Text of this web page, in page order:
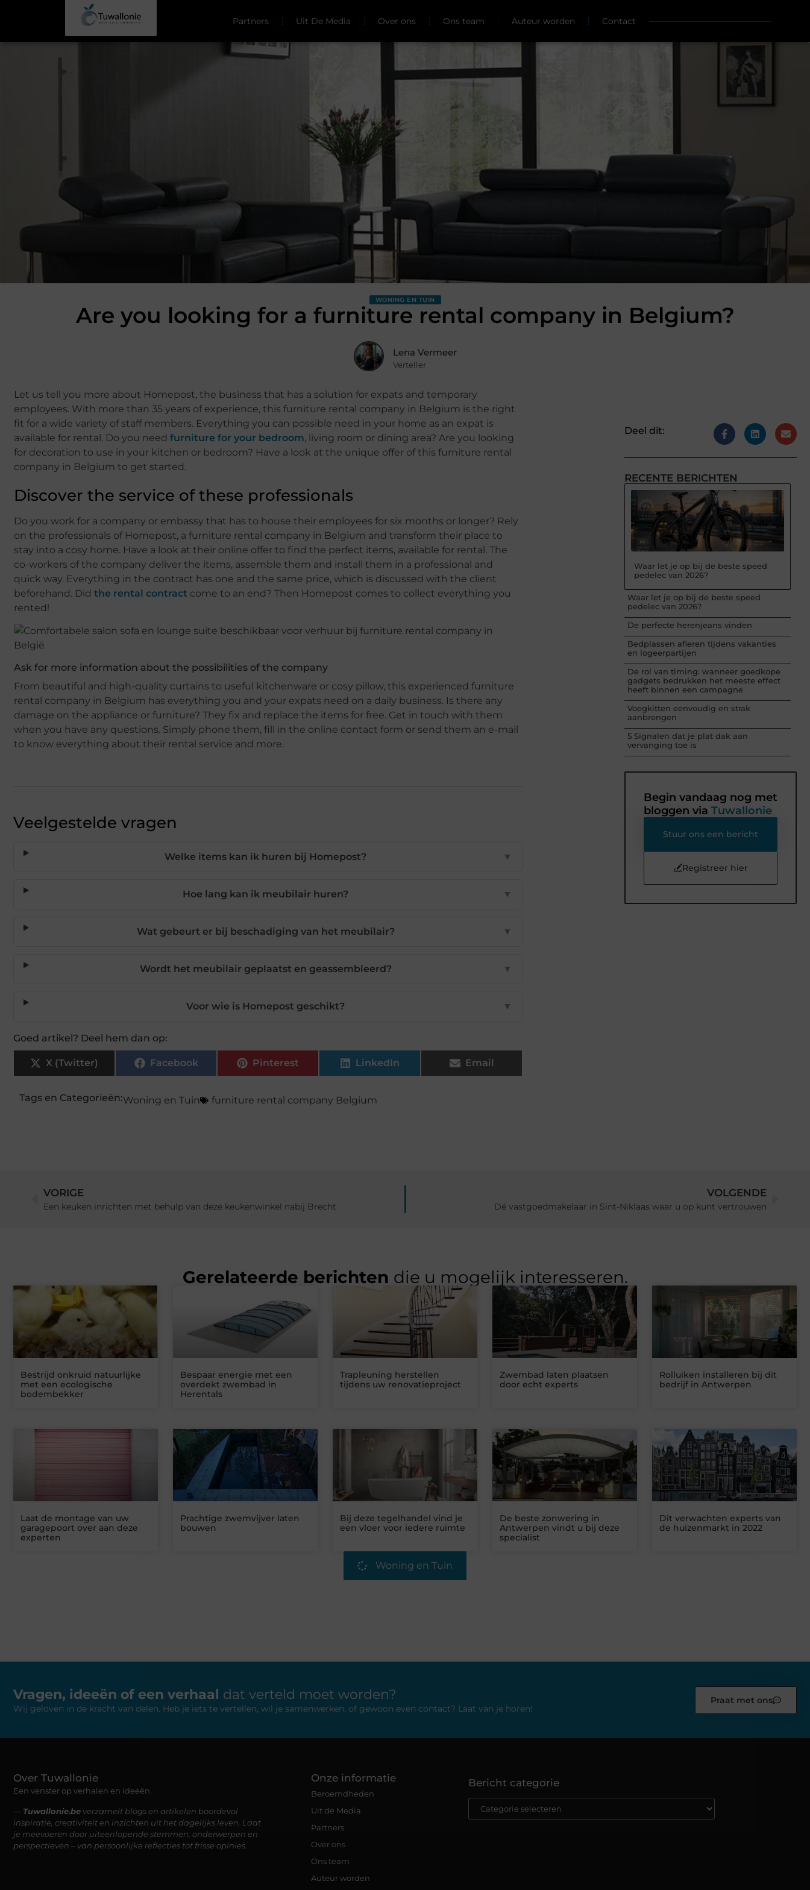
Partners Uit De Media Over ons Ons team Auteur worden Contact
WONING EN TUIN
Are you looking for a furniture rental company in Belgium?
Lena Vermeer
Verteller
Let us tell you more about Homepost, the business that has a solution for expats and temporary
employees. With more than 35 years of experience, this furniture rental company in Belgium is the right
fit for a wide variety of staff members. Everything you can possible need in your home as an expat is
available for rental. Do you need furniture for your bedroom, living room or dining area? Are you looking
for decoration to use in your kitchen or bedroom? Have a look at the unique offer of this furniture rental
company in Belgium to get started.
Discover the service of these professionals
Do you work for a company or embassy that has to house their employees for six months or longer? Rely
on the professionals of Homepost, a furniture rental company in Belgium and transform their place to
stay into a cosy home. Have a look at their online offer to find the perfect items, available for rental. The
co-workers of the company deliver the items, assemble them and install them in a professional and
quick way. Everything in the contract has one and the same price, which is discussed with the client
beforehand. Did the rental contract come to an end? Then Homepost comes to collect everything you
rented!
Ask for more information about the possibilities of the company
From beautiful and high-quality curtains to useful kitchenware or cosy pillow, this experienced furniture
rental company in Belgium has everything you and your expats need on a daily business. Is there any
damage on the appliance or furniture? They fix and replace the items for free. Get in touch with them
when you have any questions. Simply phone them, fill in the online contact form or send them an e-mail
to know everything about their rental service and more.
Veelgestelde vragen
Welke items kan ik huren bij Homepost? ▼
Hoe lang kan ik meubilair huren? ▼
Wat gebeurt er bij beschadiging van het meubilair? ▼
Wordt het meubilair geplaatst en geassembleerd? ▼
Voor wie is Homepost geschikt? ▼
Goed artikel? Deel hem dan op:
X (Twitter) Facebook Pinterest LinkedIn Email
Tags en Categorieën:Woning en Tuin furniture rental company Belgium
Deel dit:
RECENTE BERICHTEN
Waar let je op bij de beste speed
pedelec van 2026?
Waar let je op bij de beste speed
pedelec van 2026?
De perfecte herenjeans vinden
Bedplassen afleren tijdens vakanties
en logeerpartijen
De rol van timing: wanneer goedkope
gadgets bedrukken het meeste effect
heeft binnen een campagne
Voegkitten eenvoudig en strak
aanbrengen
5 Signalen dat je plat dak aan
vervanging toe is
Begin vandaag nog met
bloggen via Tuwallonie
Stuur ons een bericht
Registreer hier
VORIGE
Een keuken inrichten met behulp van deze keukenwinkel nabij Brecht
VOLGENDE
Dé vastgoedmakelaar in Sint-Niklaas waar u op kunt vertrouwen
Gerelateerde berichten die u mogelijk interesseren.
Bestrijd onkruid natuurlijke
met een ecologische
bodembekker
Bespaar energie met een
overdekt zwembad in
Herentals
Trapleuning herstellen
tijdens uw renovatieproject
Zwembad laten plaatsen
door echt experts
Rolluiken installeren bij dit
bedrijf in Antwerpen
Laat de montage van uw
garagepoort over aan deze
experten
Prachtige zwemvijver laten
bouwen
Bij deze tegelhandel vind je
een vloer voor iedere ruimte
De beste zonwering in
Antwerpen vindt u bij deze
specialist
Dit verwachten experts van
de huizenmarkt in 2022
Woning en Tuin
Vragen, ideeën of een verhaal dat verteld moet worden?
Wij geloven in de kracht van delen. Heb je iets te vertellen, wil je samenwerken, of gewoon even contact? Laat van je horen!
Praat met ons
Over Tuwallonie
Een venster op verhalen en ideeën.
— Tuwallonie.be verzamelt blogs en artikelen boordevol
inspiratie, creativiteit en inzichten uit het dagelijks leven. Laat
je meevoeren door uiteenlopende stemmen, onderwerpen en
perspectieven – van persoonlijke reflecties tot frisse opinies.
Onze informatie
Beroemdheden
Uit de Media
Partners
Over ons
Ons team
Auteur worden
Bericht categorie